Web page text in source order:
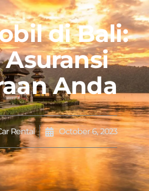
di Bali:
Anda
Rental October 6, 2023